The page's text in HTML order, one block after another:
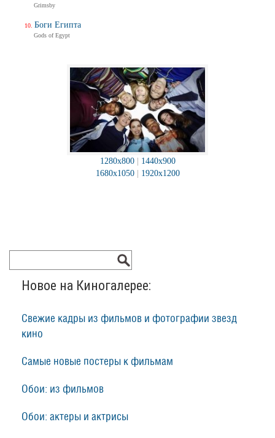
1280x800| 1440x900
1680x1050| 1920x1200
Новое на Киногалерее:
Свежие кадры из фильмов и фотографии звезд
кино
Самые новые постеры к фильмам
Обои: из фильмов
Обои: актеры и актрисы
Grimsby
Боги Египта
Gods of Egypt